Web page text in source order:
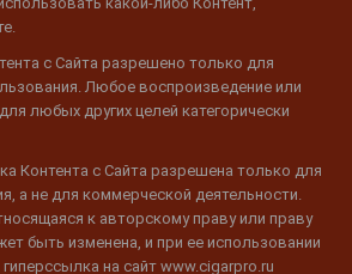
с Сайта разрешено только для
Любое воспроизведение или
любых других целей категорически
Контента с Сайта разрешена только для
а не для коммерческой деятельности.
к авторскому праву или праву
быть изменена, и при ее использовании
на сайт www.cigarpro.ru